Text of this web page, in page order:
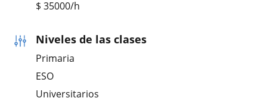
$ 35000/h
Niveles de las clases
Primaria
ESO
Universitarios